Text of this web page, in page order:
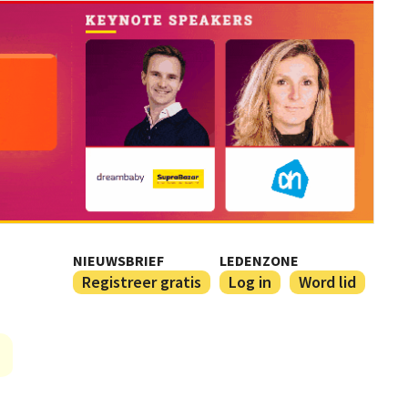
NIEUWSBRIEF
Registreer gratis
LEDENZONE
Log in Word lid